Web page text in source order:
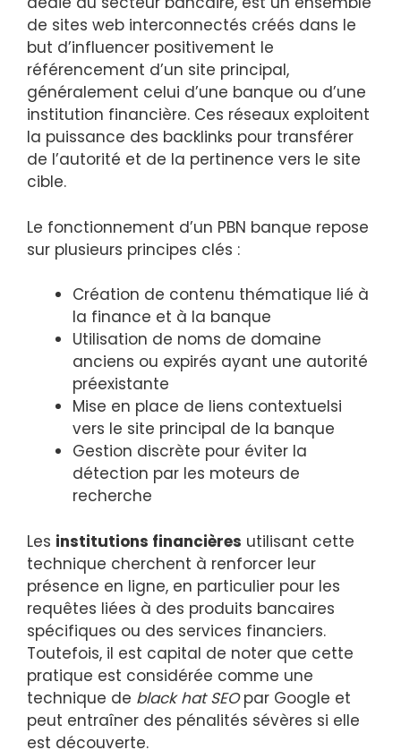
de sites web interconnectés créés dans le
but d’influencer positivement le
référencement d’un site principal,
généralement celui d’une banque ou d’une
institution financière. Ces réseaux exploitent
la puissance des backlinks pour transférer
de l’autorité et de la pertinence vers le site
cible.
Le fonctionnement d’un PBN banque repose
sur plusieurs principes clés :
Création de contenu thématique lié à
la finance et à la banque
Utilisation de noms de domaine
anciens ou expirés ayant une autorité
préexistante
Mise en place de liens contextuelsi
vers le site principal de la banque
Gestion discrète pour éviter la
détection par les moteurs de
recherche
Les institutions financières utilisant cette
technique cherchent à renforcer leur
présence en ligne, en particulier pour les
requêtes liées à des produits bancaires
spécifiques ou des services financiers.
Toutefois, il est capital de noter que cette
pratique est considérée comme une
technique de black hat SEOpar Google et
peut entraîner des pénalités sévères si elle
est découverte.